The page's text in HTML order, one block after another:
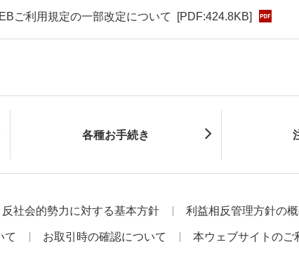
ご利用規定の一部改定について [PDF:424.8KB]
各種お手続き
反社会的勢力に対する基本方針 利益相反管理方針の
て お取引時の確認について 本ウェブサイトのご